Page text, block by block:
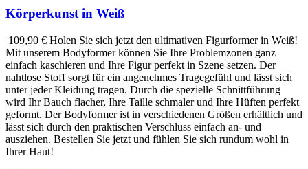
Körperkunst in Weiß
109,90 € Holen Sie sich jetzt den ultimativen Figurformer in Weiß!
Mit unserem Bodyformer können Sie Ihre Problemzonen ganz
einfach kaschieren und Ihre Figur perfekt in Szene setzen. Der
nahtlose Stoff sorgt für ein angenehmes Tragegefühl und lässt sich
unter jeder Kleidung tragen. Durch die spezielle Schnittführung
wird Ihr Bauch flacher, Ihre Taille schmaler und Ihre Hüften perfekt
geformt. Der Bodyformer ist in verschiedenen Größen erhältlich und
lässt sich durch den praktischen Verschluss einfach an- und
ausziehen. Bestellen Sie jetzt und fühlen Sie sich rundum wohl in
Ihrer Haut!